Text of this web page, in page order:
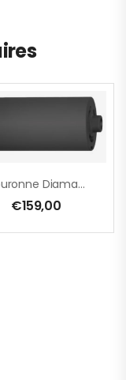
Couronne Diamantée M16 – Ø 51 Mm
€159,00